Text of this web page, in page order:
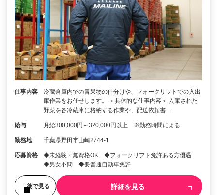
仕事内容
冷蔵倉庫内での青果物の仕分けや、フォークリフトでの入出
庫作業をお任せします。 ＜具体的な仕事内容＞ 入庫された
野菜を各冷蔵庫に格納する作業や、配送依頼書…
給与 月給300,000円～320,000円以上 ※勤務時間による
勤務地 千葉県野田市山崎2744-1
応募資格
◆未経験・無資格OK ◆フォークリフト免許ある方優遇
◆男女不問 ◆要普通自動車免許
後で見る 詳細を見る